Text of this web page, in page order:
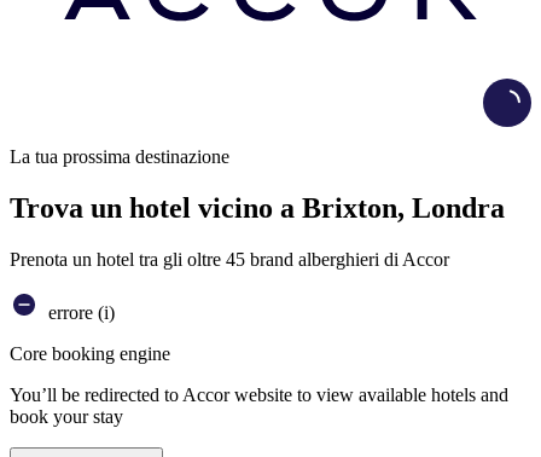
La tua prossima destinazione
Trova un hotel vicino a Brixton, Londra
Prenota un hotel tra gli oltre 45 brand alberghieri di Accor
errore (i)
Core booking engine
You’ll be redirected to Accor website to view available hotels and
book your stay